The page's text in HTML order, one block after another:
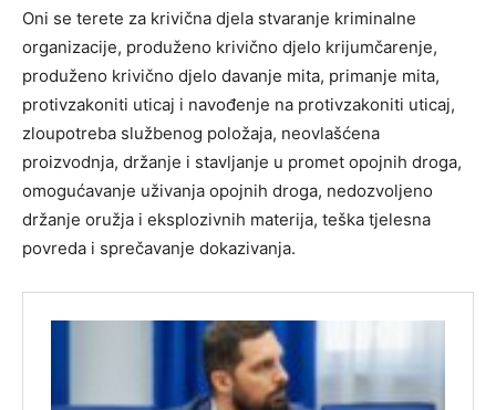
Oni se terete za krivična djela stvaranje kriminalne
organizacije, produženo krivično djelo krijumčarenje,
produženo krivično djelo davanje mita, primanje mita,
protivzakoniti uticaj i navođenje na protivzakoniti uticaj,
zloupotreba službenog položaja, neovlašćena
proizvodnja, držanje i stavljanje u promet opojnih droga,
omogućavanje uživanja opojnih droga, nedozvoljeno
držanje oružja i eksplozivnih materija, teška tjelesna
povreda i sprečavanje dokazivanja.